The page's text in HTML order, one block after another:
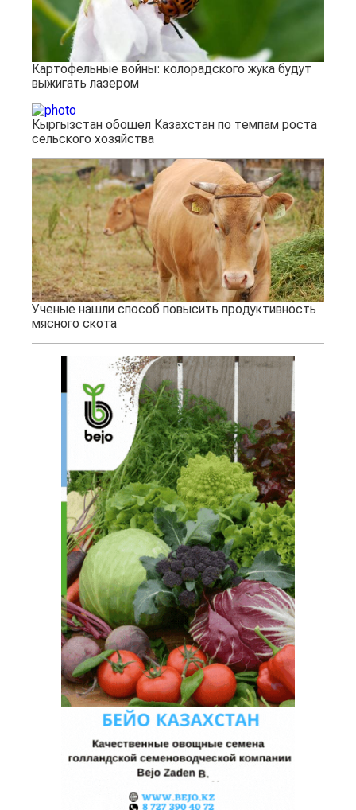
Картофельные войны: колорадского жука будут
выжигать лазером
Кыргызстан обошел Казахстан по темпам роста
сельского хозяйства
Ученые нашли способ повысить продуктивность
мясного скота